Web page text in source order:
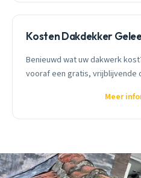
Kosten Dakdekker
Benieuwd wat uw dakwerk
vooraf een gratis, vrijblijvende
Meer